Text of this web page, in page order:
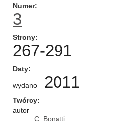
Numer
3
Strony
267-291
Daty
wydano 2011
Twórcy
autor
C. Bonatti